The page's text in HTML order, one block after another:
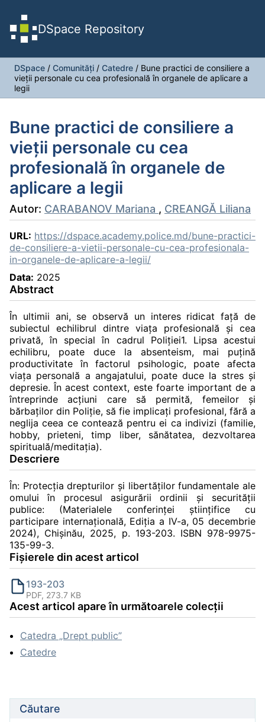
DSpace Repository
DSpace / Comunități / Catedre / Bune practici de consiliere a
vieții personale cu cea profesională în organele de aplicare a
legii
Bune practici de consiliere a
vieții personale cu cea
profesională în organele de
aplicare a legii
Autor: CARABANOV Mariana , CREANGĂ Liliana
URL: https://dspace.academy.police.md/bune-practici-
de-consiliere-a-vietii-personale-cu-cea-profesionala-
in-organele-de-aplicare-a-legii/
Data: 2025
Abstract
În ultimii ani, se observă un interes ridicat față de
subiectul echilibrul dintre viața profesională și cea
privată, în special în cadrul Poliției1. Lipsa acestui
echilibru, poate duce la absenteism, mai puțină
productivitate în factorul psihologic, poate afecta
viața personală a angajatului, poate duce la stres și
depresie. În acest context, este foarte important de a
întreprinde acțiuni care să permită, femeilor și
bărbaților din Poliție, să fie implicați profesional, fără a
neglija ceea ce contează pentru ei ca indivizi (familie,
hobby, prieteni, timp liber, sănătatea, dezvoltarea
spirituală/meditația).
Descriere
În: Protecţia drepturilor şi libertăţilor fundamentale ale
omului în procesul asigurării ordinii şi securităţii
publice: (Materialele conferinței ştiinţifice cu
participare internaţională, Ediția a IV-a, 05 decembrie
2024), Chișinău, 2025, p. 193-203. ISBN 978-9975-
135-99-3.
Fișierele din acest articol
193-203
PDF, 273.7 KB
Acest articol apare în următoarele colecții
Catedra „Drept public”
Catedre
Căutare